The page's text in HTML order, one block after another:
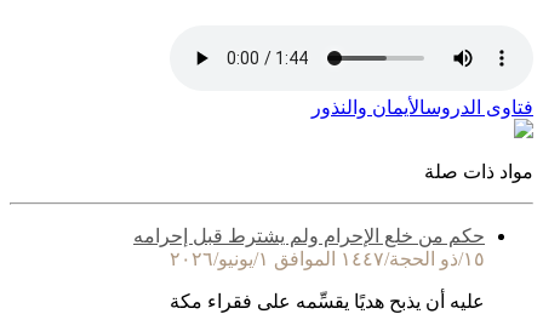
فتاوى الدروسالأيمان والنذور
مواد ذات صلة
حكم من خلع الإحرام ولم يشترط قبل إحرامه
١٥/ذو الحجة/١٤٤٧ الموافق ١/يونيو/٢٠٢٦
عليه أن يذبح هديًا يقسِّمه على فقراء مكة